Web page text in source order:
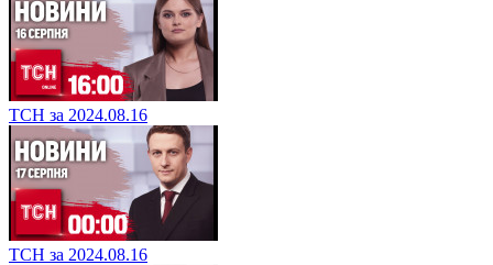
ТСН за 2024.08.16
ТСН за 2024.08.16